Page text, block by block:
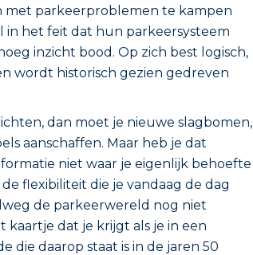
met parkeerproblemen te kampen
in het feit dat hun parkeersysteem
inzicht bood. Op zich best logisch,
wordt historisch gezien gedreven
dan moet je nieuwe slagbomen,
aanschaffen. Maar heb je dat
niet waar je eigenlijk behoefte
flexibiliteit die je vandaag de dag
de parkeerwereld nog niet
kaartje dat je krijgt als je in een
die daarop staat is in de jaren 50